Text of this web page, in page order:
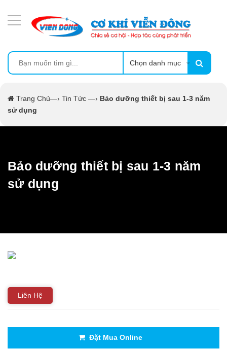
Chọn danh mục
Trang Chủ—› Tin Tức —› Bảo dưỡng thiết bị sau 1-3 năm
sử dụng
Bảo dưỡng thiết bị sau 1-3 năm
sử dụng
Liên Hệ
Đặt Mua Online
MÁY SẤY THỰC PHẨM CÔNG NGHIỆP
MÁY ÉP MÍA TẠO BỌT
CẨM NANG
MÁY CHẾ BIẾN THỰC PHẨM
THIẾT BỊ LÀM BÁNH